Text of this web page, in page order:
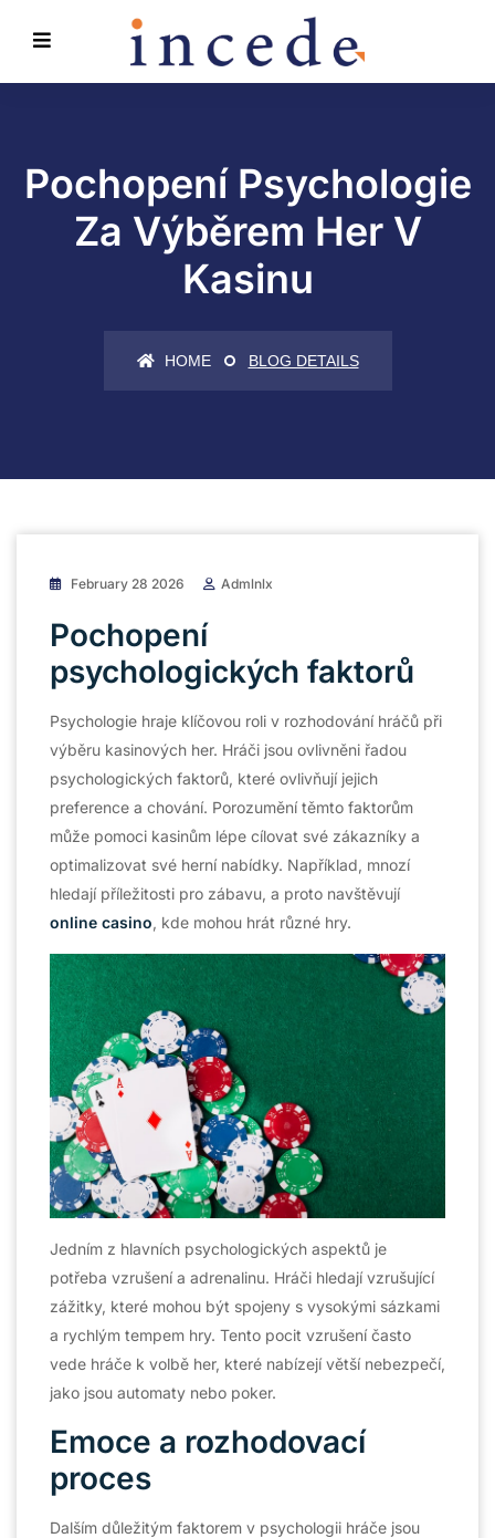
Pochopení Psychologie
Za Výběrem Her V
Kasinu
HOME BLOG DETAILS
February 28 2026 Admlnlx
Pochopení
psychologických faktorů
Psychologie hraje klíčovou roli v rozhodování hráčů při
výběru kasinových her. Hráči jsou ovlivněni řadou
psychologických faktorů, které ovlivňují jejich
preference a chování. Porozumění těmto faktorům
může pomoci kasinům lépe cílovat své zákazníky a
optimalizovat své herní nabídky. Například, mnozí
hledají příležitosti pro zábavu, a proto navštěvují
online casino, kde mohou hrát různé hry.
Jedním z hlavních psychologických aspektů je
potřeba vzrušení a adrenalinu. Hráči hledají vzrušující
zážitky, které mohou být spojeny s vysokými sázkami
a rychlým tempem hry. Tento pocit vzrušení často
vede hráče k volbě her, které nabízejí větší nebezpečí,
jako jsou automaty nebo poker.
Emoce a rozhodovací
proces
Dalším důležitým faktorem v psychologii hráče jsou